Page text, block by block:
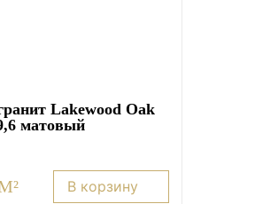
Lakewood Oak
матовый
В корзину